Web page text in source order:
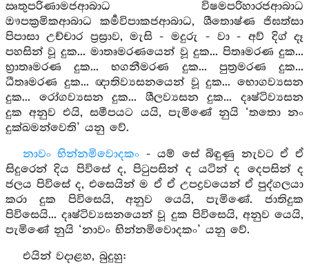
ඍතුපරිණාමජආබාධ විෂමපරිහාරජආබාධ
ඖපක්‍රමිකආබාධ කර්‍මවිපාකජආබාධ, ශීතොෂ්ණ ජිඝත්සා
පිපාසා උච්චාර ප්‍රස්‍රාව, මැසි - මදුරු - වා - අව් දිග් දෑ
පහසින් වූ දුක... මාතෘමරණයෙන් වූ දුක... පිතෘමරණ දුක...
භ්‍රාතෘමරණ දුක... භගනීමරණ දුක... පුත්‍රමරණ දුක...
ධීතෘමරණ දුක... ඥාතිව්‍යසනයෙන් වූ දුක... භොගව්‍යසන
දුක... රෝගව්‍යසන දුක... ශීලව්‍යසන දුක... දෘෂ්ටිව්‍යසන
දුක අනුව එයි, සමීපයට යයි, පැමිණේ නුයි ‘තතො නං
දුක්ඛමන්වෙති’ යනු වේ.
නාවං භින්නමිවොදකං - යම් සේ බිඳුණු නැවට ඒ ඒ
සිදුරෙන් දිය පිවිසේ ද, පිටුපසින් ද යටින් ද දෙපසින් ද
ජලය පිවිසේ ද, එසෙයින් ම ඒ ඒ උපද්‍රවයෙන් ඒ පුද්ගලයා
කරා දුක පිවිසෙයි, අනුව යෙයි, පැමිණේ. ජාතිදුක
පිවිසෙයි... දෘෂ්ටිව්‍යසනයෙන් වූ දුක පිවිසෙයි, අනුව යෙයි,
පැමිණේ නුයි ‘නාවං භින්නමිවොදකං’ යනු වේ.
එයින් වදාළහ, බුදුහු: